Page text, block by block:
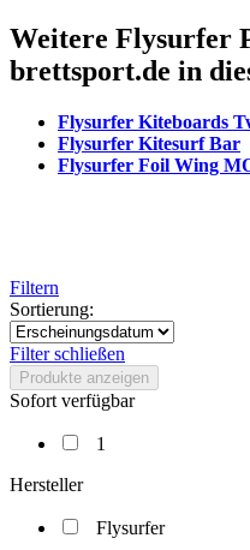
Weitere Flysurfer
brettsport.de in
Flysurfer Kiteboards
Flysurfer Kitesurf Bar
Flysurfer Foil Wing
Filtern
Sortierung:
Filter schließen
Produkte anzeigen
Sofort verfügbar
1
Hersteller
Flysurfer